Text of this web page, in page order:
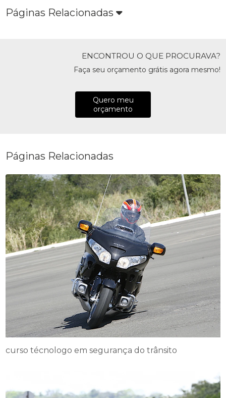
Páginas Relacionadas
ENCONTROU O QUE PROCURAVA?
Faça seu orçamento grátis agora mesmo!
Quero meu
orçamento
Páginas Relacionadas
curso técnologo em segurança do trânsito